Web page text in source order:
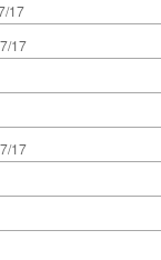
17
17
17